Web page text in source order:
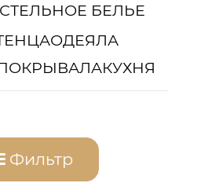
БЕЛЬЕ
ОДЕЯЛА
КУХНЯ
Фильтр